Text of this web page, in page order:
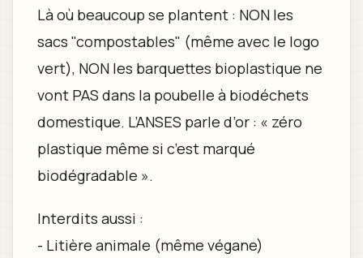
Là où beaucoup se plantent : NON les
sacs "compostables" (même avec le logo
vert), NON les barquettes bioplastique ne
vont PAS dans la poubelle à biodéchets
domestique. L’ANSES parle d’or : « zéro
plastique même si c’est marqué
biodégradable ».
Interdits aussi :
- Litière animale (même végane)